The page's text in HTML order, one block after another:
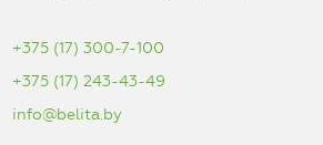
+375 (17) 300-7-100
+375 (17) 243-43-49
info@belita.by